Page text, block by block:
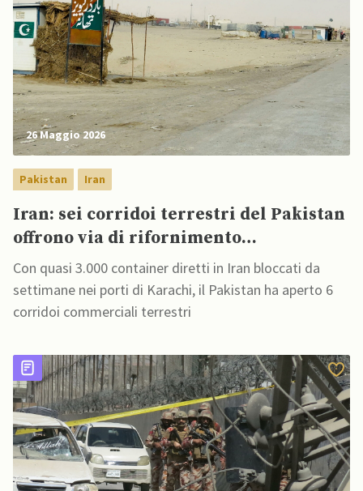
26 Maggio 2026
Pakistan Iran
Iran: sei corridoi terrestri del Pakistan
offrono via di rifornimento
commerciale vitale
Con quasi 3.000 container diretti in Iran bloccati da
settimane nei porti di Karachi, il Pakistan ha aperto 6
corridoi commerciali terrestri